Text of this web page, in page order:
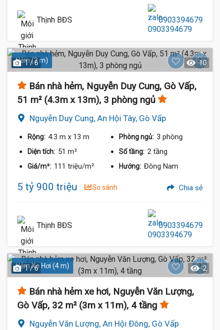
Thịnh BĐS 0903394679
Hẻm (3 m)
1 / 6 10
Bán nhà hẻm, Nguyễn Duy Cung, Gò Vấp,
51 m² (4.3m x 13m), 3 phòng ngủ
Nguyễn Duy Cung, An Hội Tây, Gò Vấp
Rộng: 4.3 m x 13 m Phòng ngủ: 3 phòng
Diện tích: 51 m² Số tầng: 2 tầng
Giá/m²: 111 triệu/m² Hướng: Đông Nam
5 tỷ 900 triệu So sánh Chia sẻ
Thịnh BĐS 0903394679
Hẻm Xe Hơi (4 m)
1 / 6 2
Bán nhà hẻm xe hơi, Nguyễn Văn Lượng,
Gò Vấp, 32 m² (3m x 11m), 4 tầng
Nguyễn Văn Lượng, An Hội Đông, Gò Vấp